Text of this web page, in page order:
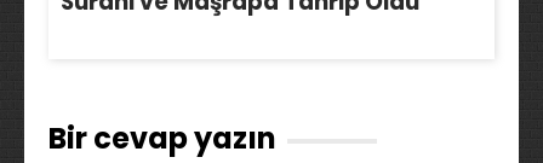
Bir cevap yazın